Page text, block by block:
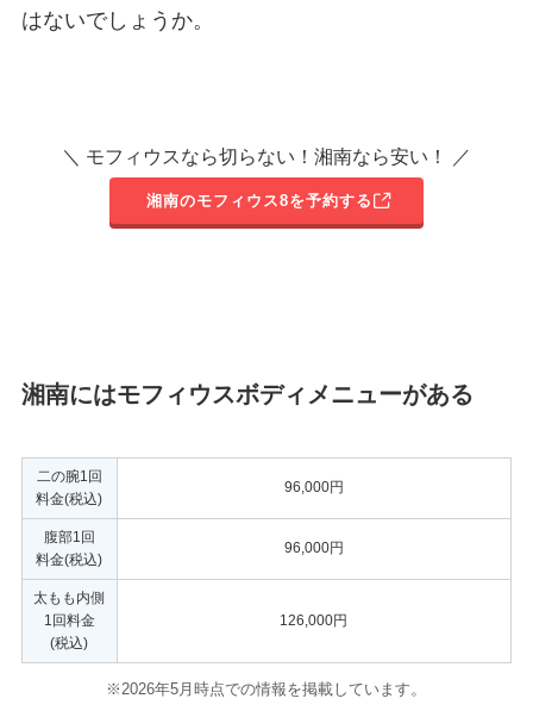
はないでしょうか。
＼ モフィウスなら切らない！湘南なら安い！ ／
湘南のモフィウス8を予約する
湘南にはモフィウスボディメニューがある
二の腕1回
料金(税込)
96,000円
腹部1回
料金(税込)
96,000円
太もも内側
1回料金
(税込)
126,000円
※2026年5月時点での情報を掲載しています 。